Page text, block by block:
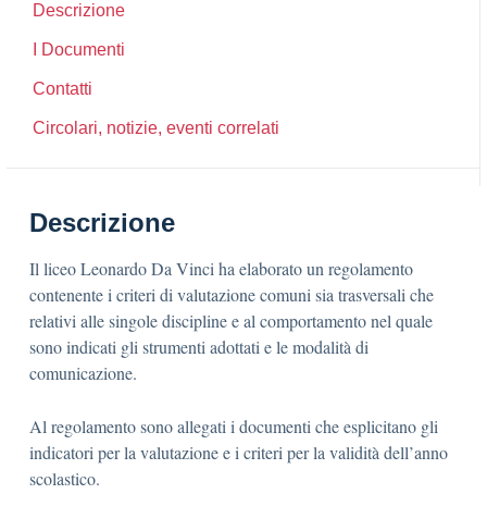
Descrizione
I Documenti
Contatti
Circolari, notizie, eventi correlati
Descrizione
Il liceo Leonardo Da Vinci ha elaborato un regolamento
contenente i criteri di valutazione comuni sia trasversali che
relativi alle singole discipline e al comportamento nel quale
sono indicati gli strumenti adottati e le modalità di
comunicazione.
Al regolamento sono allegati i documenti che esplicitano gli
indicatori per la valutazione e i criteri per la validità dell’anno
scolastico.